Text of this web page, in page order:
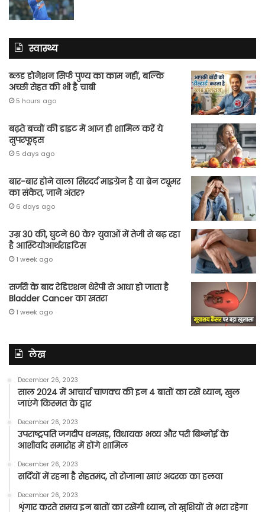
स्वास्थ्य
ब्लड डोनेशन सिर्फ पुण्य का काम नहीं, बल्कि
अच्छी सेहत की भी है चाबी
5 hours ago
बढ़ते बच्चों की डाइट में आज ही शामिल करें ये
सुपरफूड्स
5 days ago
बार-बार होने वाला सिरदर्द माइग्रेन है या ब्रेन ट्यूमर
का संकेत, जाने अंतर?
6 days ago
उम्र 30 की, घुटने 60 के? युवाओं में तेजी से बढ़ रहा
है आस्टियोआर्थराइटिस
1 week ago
सर्जरी के बाद रेडिएशन थेरेपी से आधा हो जाता है
Bladder Cancer का खतरा
1 week ago
लेख
December 26, 2023
साल 2024 में आचार्य चाणक्य की इन 4 बातों का रखें ध्यान, खुल
जाएंगे किस्मत के द्वार
December 26, 2023
उपराष्ट्रपति जगदीप धनखड़, विधायक भव्य और परी बिश्नोई के
आशीर्वाद समारोह में होंगे शामिल
December 26, 2023
सर्दियों में रहना है सेहतमंद, तो रोजाना खाएं अदरक का हलवा
December 26, 2023
शृंगार करते समय इन बातों का रखेंगी ध्यान, तो खुशियों से भरा रहेगा